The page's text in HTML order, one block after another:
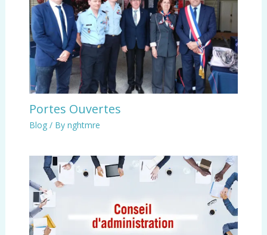
Portes Ouvertes
Blog/ By nghtmre